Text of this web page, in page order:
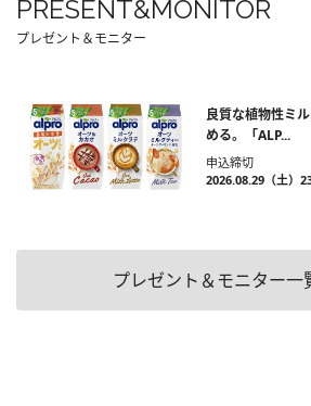
PRESENT&MONITOR
プレゼント＆モニター
良質な植物性ミ
める。「ALP...
申込締切
2026.08.29（土）
プレゼント＆モニター一